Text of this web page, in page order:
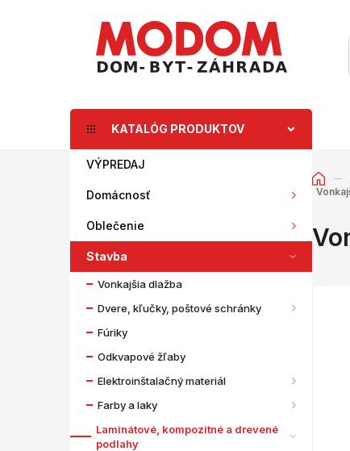
KATALÓG PRODUKTOV
VÝPREDAJ
Domácnosť
Oblečenie
Stavba
Vonkajšia dlažba
Dvere, kľučky, poštové schránky
Fúriky
Odkvapové žľaby
Elektroinštalačný materiál
Farby a laky
Laminátové, kompozitné a drevené
podlahy